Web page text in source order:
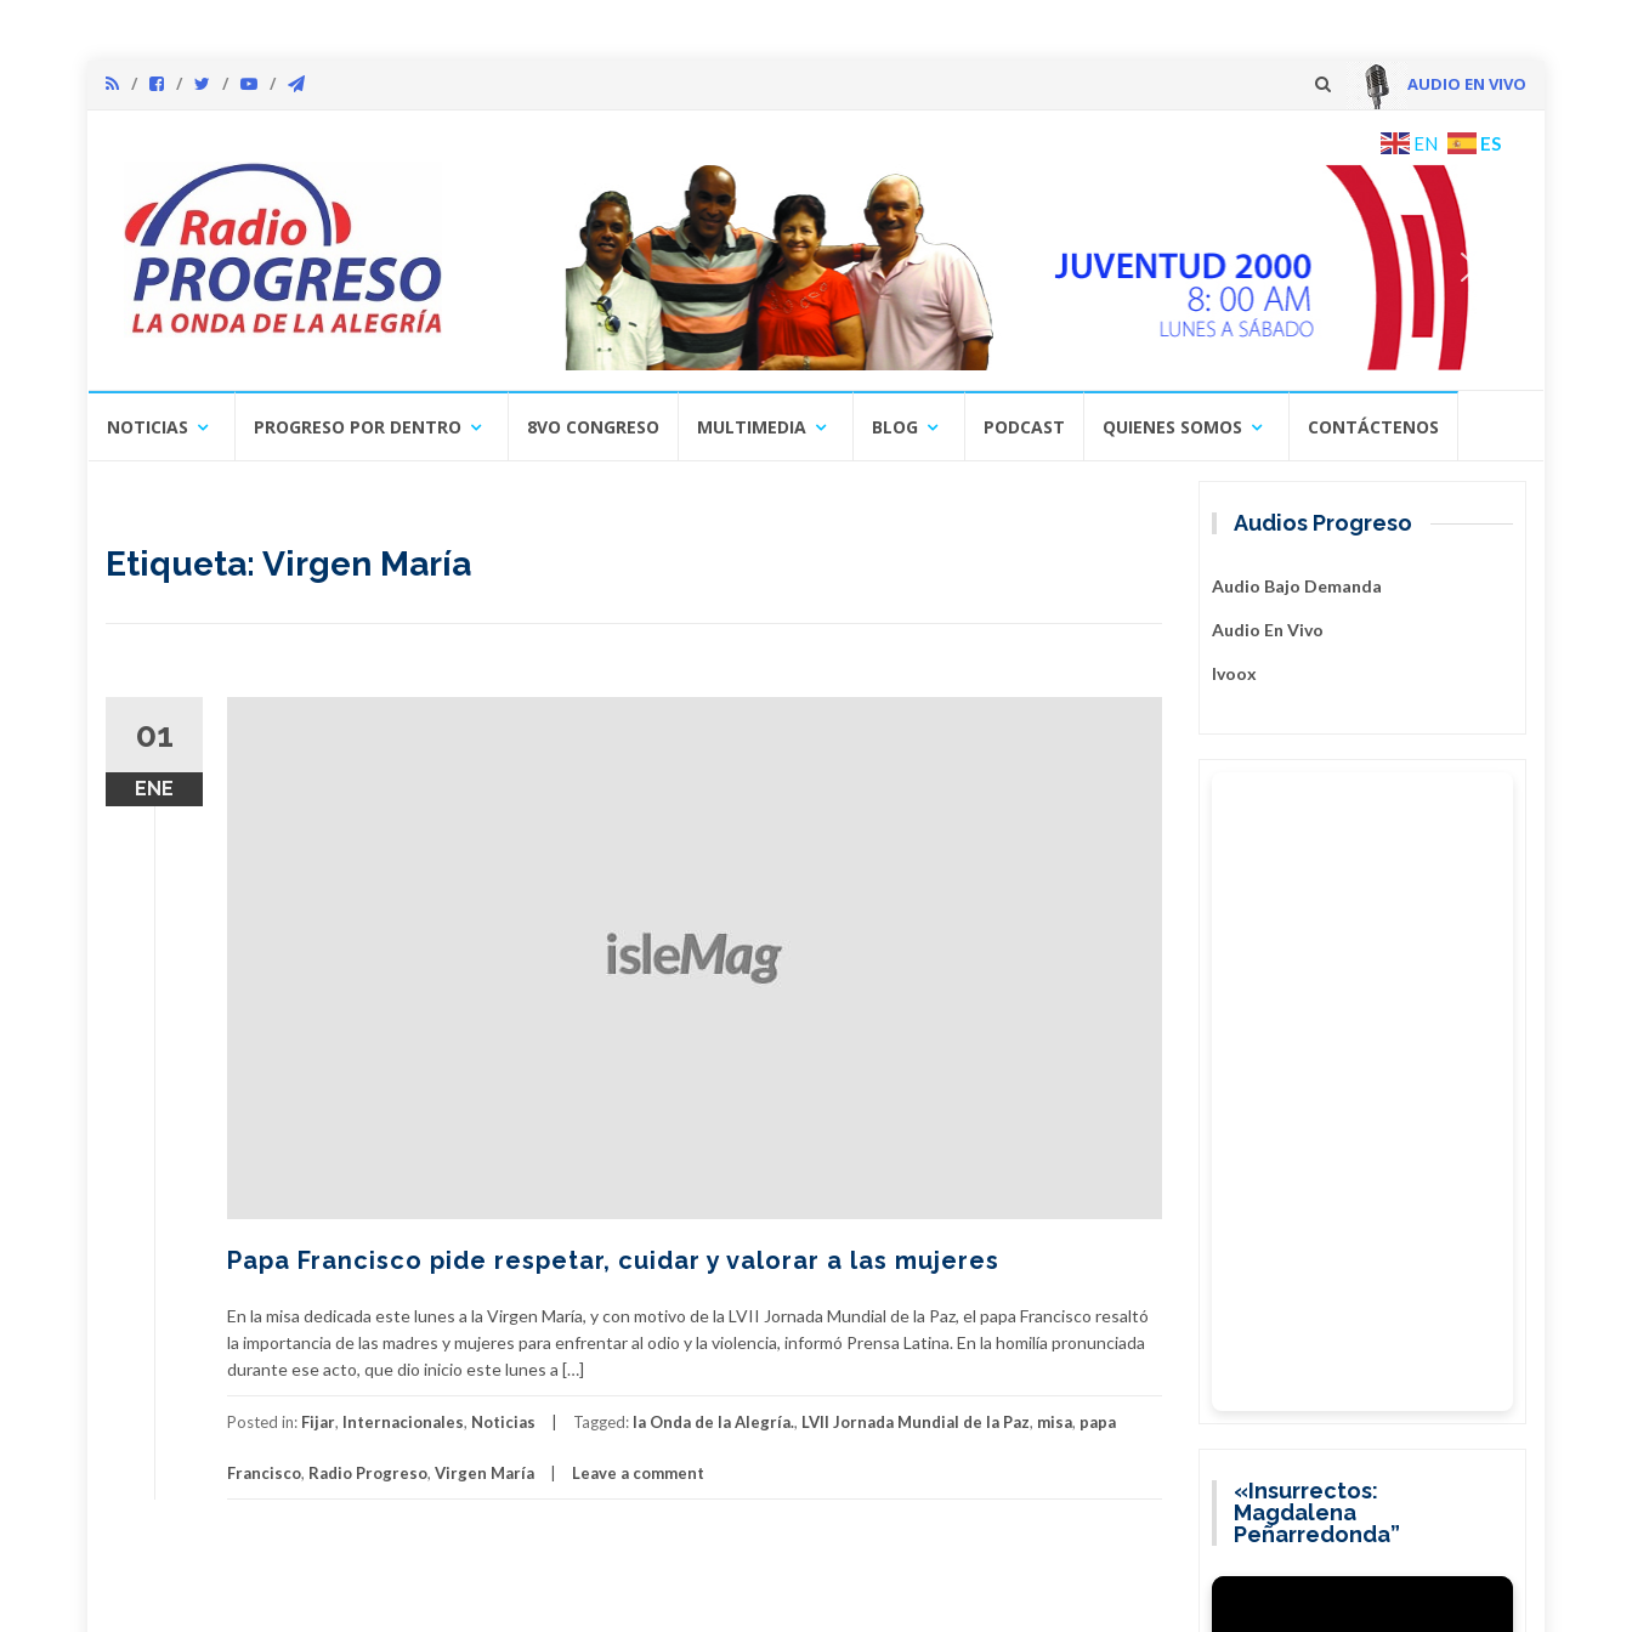
AUDIO EN VIVO
content
EN ES
NOTICIAS PROGRESO POR DENTRO 8VO CONGRESO MULTIMEDIA BLOG PODCAST QUIENES SOMOS CONTÁCTENOS
Etiqueta: Virgen María
01
ENE
Papa Francisco pide respetar, cuidar y valorar a las mujeres
En la misa dedicada este lunes a la Virgen María, y con motivo de la LVII Jornada Mundial de la Paz, el papa Francisco resaltó
la importancia de las madres y mujeres para enfrentar al odio y la violencia, informó Prensa Latina. En la homilía pronunciada
durante ese acto, que dio inicio este lunes a […]
Posted in: Fijar, Internacionales, Noticias Tagged: la Onda de la Alegría., LVII Jornada Mundial de la Paz, misa, papa
Francisco, Radio Progreso, Virgen María Leave a comment
Audios Progreso
Audio Bajo Demanda
Audio En Vivo
Ivoox
«Insurrectos:
Magdalena
Peñarredonda”